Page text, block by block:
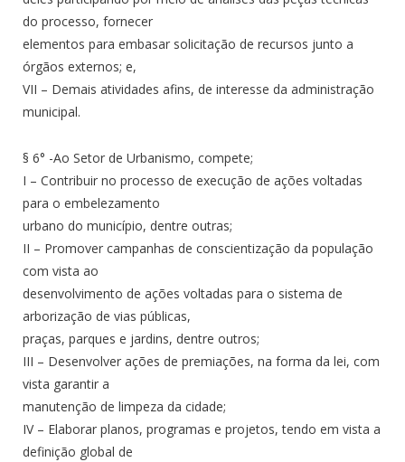
do processo, fornecer
elementos para embasar solicitação de recursos junto a
órgãos externos; e,
VII – Demais atividades afins, de interesse da administração
municipal.
§ 6° -Ao Setor de Urbanismo, compete;
I – Contribuir no processo de execução de ações voltadas
para o embelezamento
urbano do município, dentre outras;
II – Promover campanhas de conscientização da população
com vista ao
desenvolvimento de ações voltadas para o sistema de
arborização de vias públicas,
praças, parques e jardins, dentre outros;
III – Desenvolver ações de premiações, na forma da lei, com
vista garantir a
manutenção de limpeza da cidade;
IV – Elaborar planos, programas e projetos, tendo em vista a
definição global de